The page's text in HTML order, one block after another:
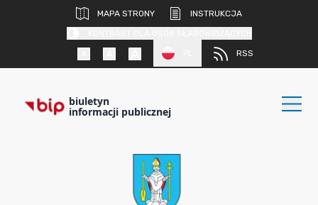
MAPA STRONY
INSTRUKCJA
RSS
biuletyn
informacji publicznej